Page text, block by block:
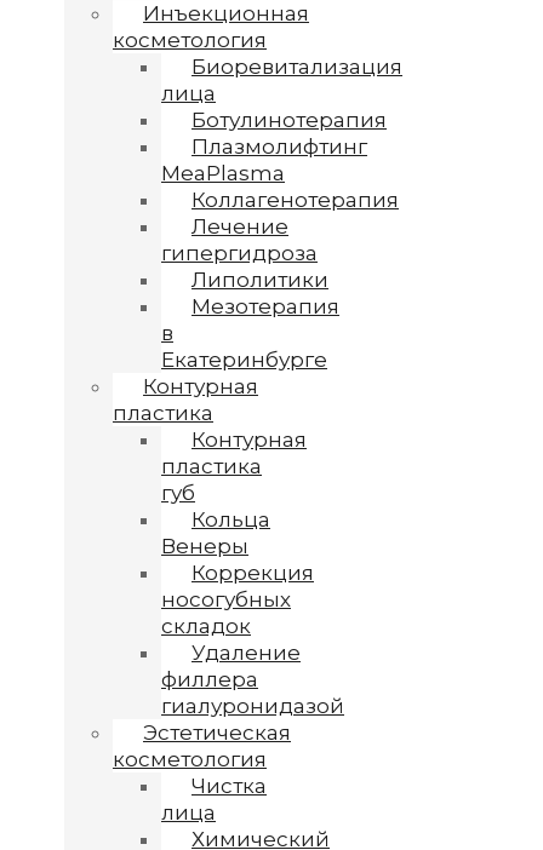
Инъекционная
косметология
Биоревитализация
лица
Ботулинотерапия
Плазмолифтинг
MeaPlasma
Коллагенотерапия
Лечение
гипергидроза
Липолитики
Мезотерапия
в
Екатеринбурге
Контурная
пластика
Контурная
пластика
губ
Кольца
Венеры
Коррекция
носогубных
складок
Удаление
филлера
гиалуронидазой
Эстетическая
косметология
Чистка
лица
Химический